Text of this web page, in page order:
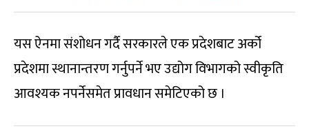
यस ऐनमा संशोधन गर्दै सरकारले एक प्रदेशबाट अर्को
प्रदेशमा स्थानान्तरण गर्नुपर्ने भए उद्योग विभागको स्वीकृति
आवश्यक नपर्नेसमेत प्रावधान समेटिएको छ ।